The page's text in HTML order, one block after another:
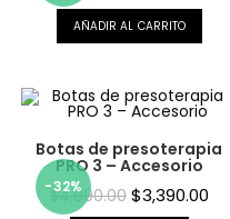
AÑADIR AL CARRITO
-32%
Botas de presoterapia
PRO 3 – Accesorio
$4,990.00 $3,390.00